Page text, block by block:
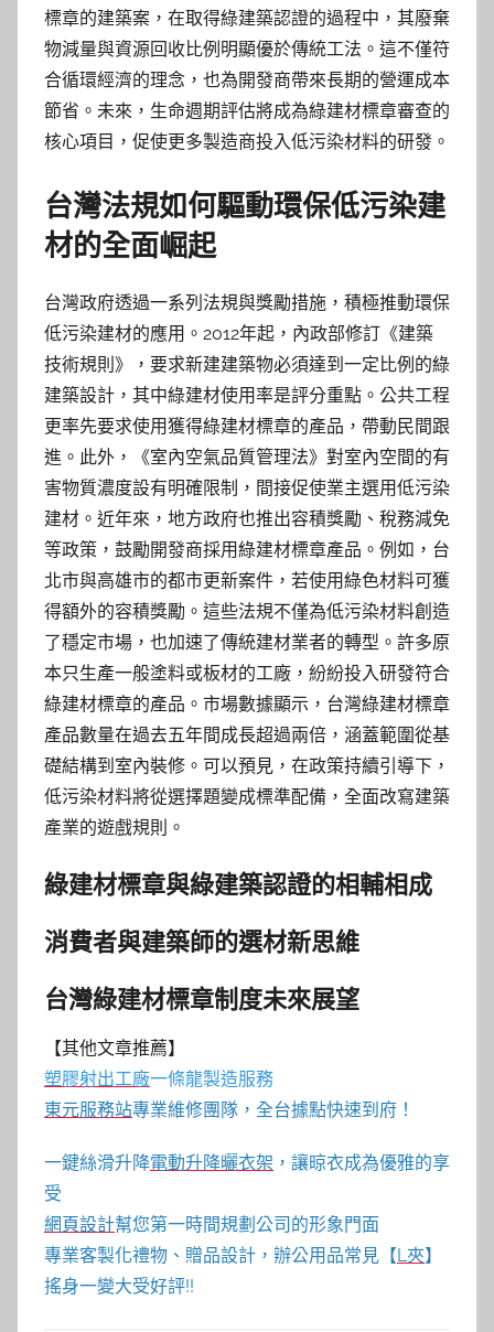
標章的建築案，在取得綠建築認證的過程中，其廢棄
物減量與資源回收比例明顯優於傳統工法。這不僅符
合循環經濟的理念，也為開發商帶來長期的營運成本
節省。未來，生命週期評估將成為綠建材標章審查的
核心項目，促使更多製造商投入低污染材料的研發。
台灣法規如何驅動環保低污染建
材的全面崛起
台灣政府透過一系列法規與獎勵措施，積極推動環保
低污染建材的應用。2012年起，內政部修訂《建築
技術規則》，要求新建建築物必須達到一定比例的綠
建築設計，其中綠建材使用率是評分重點。公共工程
更率先要求使用獲得綠建材標章的產品，帶動民間跟
進。此外，《室內空氣品質管理法》對室內空間的有
害物質濃度設有明確限制，間接促使業主選用低污染
建材。近年來，地方政府也推出容積獎勵、稅務減免
等政策，鼓勵開發商採用綠建材標章產品。例如，台
北市與高雄市的都市更新案件，若使用綠色材料可獲
得額外的容積獎勵。這些法規不僅為低污染材料創造
了穩定市場，也加速了傳統建材業者的轉型。許多原
本只生產一般塗料或板材的工廠，紛紛投入研發符合
綠建材標章的產品。市場數據顯示，台灣綠建材標章
產品數量在過去五年間成長超過兩倍，涵蓋範圍從基
礎結構到室內裝修。可以預見，在政策持續引導下，
低污染材料將從選擇題變成標準配備，全面改寫建築
產業的遊戲規則。
綠建材標章與綠建築認證的相輔相成
消費者與建築師的選材新思維
台灣綠建材標章制度未來展望
【其他文章推薦】
塑膠射出工廠一條龍製造服務
東元服務站專業維修團隊，全台據點快速到府！
一鍵絲滑升降電動升降曬衣架 ，讓晾衣成為優雅的享
受
網頁設計幫您第一時間規劃公司的形象門面
專業客製化禮物、贈品設計，辦公用品常見【L夾】
搖身一變大受好評!!